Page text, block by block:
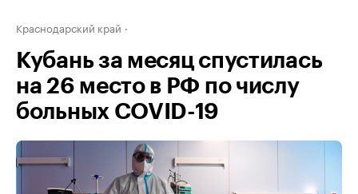
Краснодарский край
Кубань за месяц спустилась
на 26 место в РФ по числу
больных COVID-19